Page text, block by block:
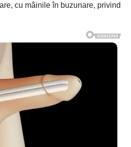
cu mâinile în buzunare, privind